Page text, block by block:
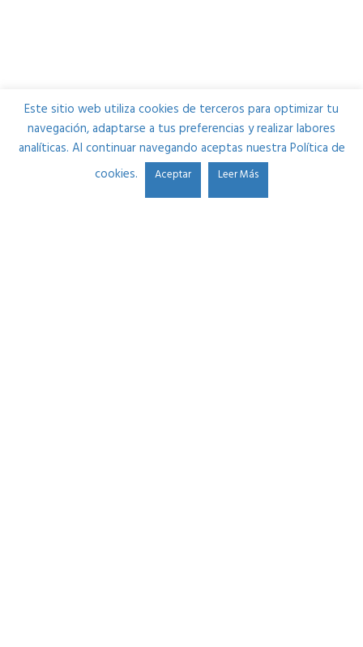
Este sitio web utiliza cookies de terceros para optimizar tu
navegación, adaptarse a tus preferencias y realizar labores
analíticas. Al continuar navegando aceptas nuestra Política de
cookies.
Aceptar Leer Más